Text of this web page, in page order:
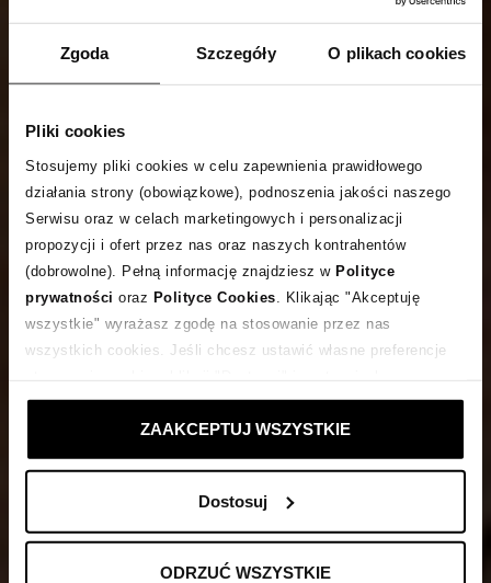
Zgoda Szczegóły O plikach cookies
Pliki cookies
Stosujemy pliki cookies w celu zapewnienia prawidłowego
działania strony (obowiązkowe), podnoszenia jakości naszego
Serwisu oraz w celach marketingowych i personalizacji
propozycji i ofert przez nas oraz naszych kontrahentów
(dobrowolne). Pełną informację znajdziesz w Polityce
prywatności oraz Polityce Cookies . Klikając "Akceptuję
wszystkie" wyrażasz zgodę na stosowanie przez nas
wszystkich cookies. Jeśli chcesz ustawić własne preferencje
ustawienia prywatności.
ZAAKCEPTUJ WSZYSTKIE
Dostosuj
ODRZUĆ WSZYSTKIE